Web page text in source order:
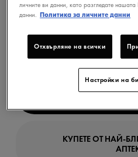
КУПЕТЕ
КУПЕТЕ ОТ НАЙ-
личните ви данни, като разгледате
данни. Политика за личните данни
Отхвърляне на всички
Настройки на